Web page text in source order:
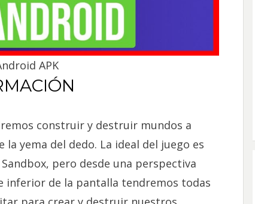
APK
construir y destruir mundos a
yema del dedo. La ideal del juego es
pero desde una perspectiva
inferior de la pantalla tendremos todas